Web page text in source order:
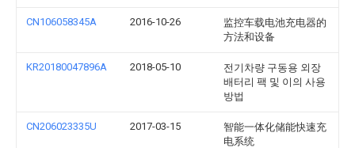
CN106058345A 2016-10-26
监控车载电池充电器的
方法和设备
KR20180047896A 2018-05-10
전기차량 구동용 외장
배터리 팩 및 이의 사용
방법
CN206023335U 2017-03-15
智能一体化储能快速充
电系统